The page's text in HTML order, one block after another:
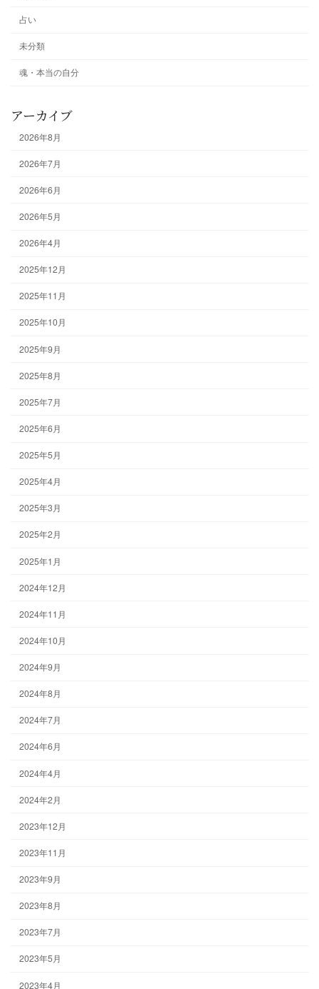
占い
未分類
魂・本当の自分
アーカイブ
2026年8月
2026年7月
2026年6月
2026年5月
2026年4月
2025年12月
2025年11月
2025年10月
2025年9月
2025年8月
2025年7月
2025年6月
2025年5月
2025年4月
2025年3月
2025年2月
2025年1月
2024年12月
2024年11月
2024年10月
2024年9月
2024年8月
2024年7月
2024年6月
2024年4月
2024年2月
2023年12月
2023年11月
2023年9月
2023年8月
2023年7月
2023年5月
2023年4月